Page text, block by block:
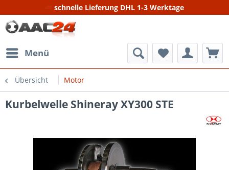
schnelle Lieferung DHL 1-3 Werktage
Menü
Übersicht Motor
Kurbelwelle Shineray XY300 STE